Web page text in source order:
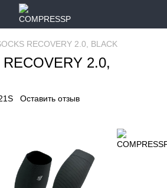
RECOVERY 2.0, BLACK
2.0,
Оставить отзыв